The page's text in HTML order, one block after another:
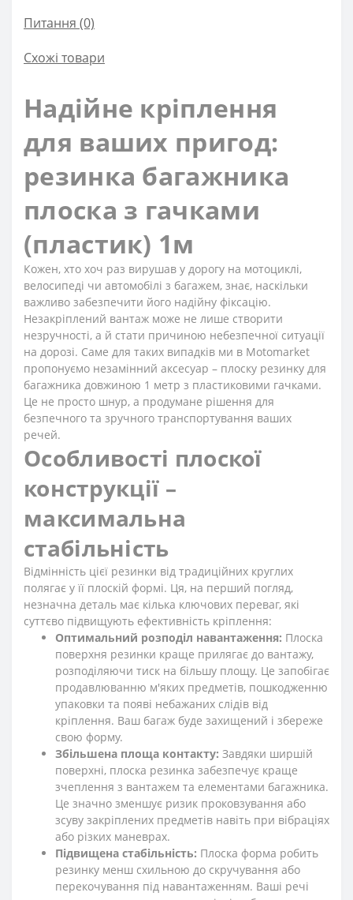
Питання (0)
Схожі товари
Надійне кріплення
для ваших пригод:
резинка багажника
плоска з гачками
(пластик) 1м
Кожен, хто хоч раз вирушав у дорогу на мотоциклі,
велосипеді чи автомобілі з багажем, знає, наскільки
важливо забезпечити його надійну фіксацію.
Незакріплений вантаж може не лише створити
незручності, а й стати причиною небезпечної ситуації
на дорозі. Саме для таких випадків ми в Motomarket
пропонуємо незамінний аксесуар – плоску резинку для
багажника довжиною 1 метр з пластиковими гачками.
Це не просто шнур, а продумане рішення для
безпечного та зручного транспортування ваших
речей.
Особливості плоскої
конструкції –
максимальна
стабільність
Відмінність цієї резинки від традиційних круглих
полягає у її плоскій формі. Ця, на перший погляд,
незначна деталь має кілька ключових переваг, які
суттєво підвищують ефективність кріплення:
Оптимальний розподіл навантаження: Плоска
поверхня резинки краще прилягає до вантажу,
розподіляючи тиск на більшу площу. Це запобігає
продавлюванню м'яких предметів, пошкодженню
упаковки та появі небажаних слідів від
кріплення. Ваш багаж буде захищений і збереже
свою форму.
Збільшена площа контакту: Завдяки ширшій
поверхні, плоска резинка забезпечує краще
зчеплення з вантажем та елементами багажника.
Це значно зменшує ризик проковзування або
зсуву закріплених предметів навіть при вібраціях
або різких маневрах.
Підвищена стабільність: Плоска форма робить
резинку менш схильною до скручування або
перекочування під навантаженням. Ваші речі